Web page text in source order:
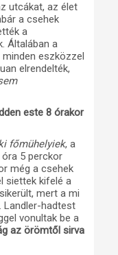
utcákat, az élet
a csehek
a
Általában a
eszközzel
elrendelték,
este 8 órakor
főmühelyiek, a
óra 5 perckor
még a csehek
siettek kifelé a
mert a mi
Landler-hadtest
vonultak be a
az örömtől sirva